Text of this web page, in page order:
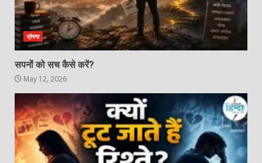
प्रेरणा
सपनों को सच कैसे करें?
May 12, 2026